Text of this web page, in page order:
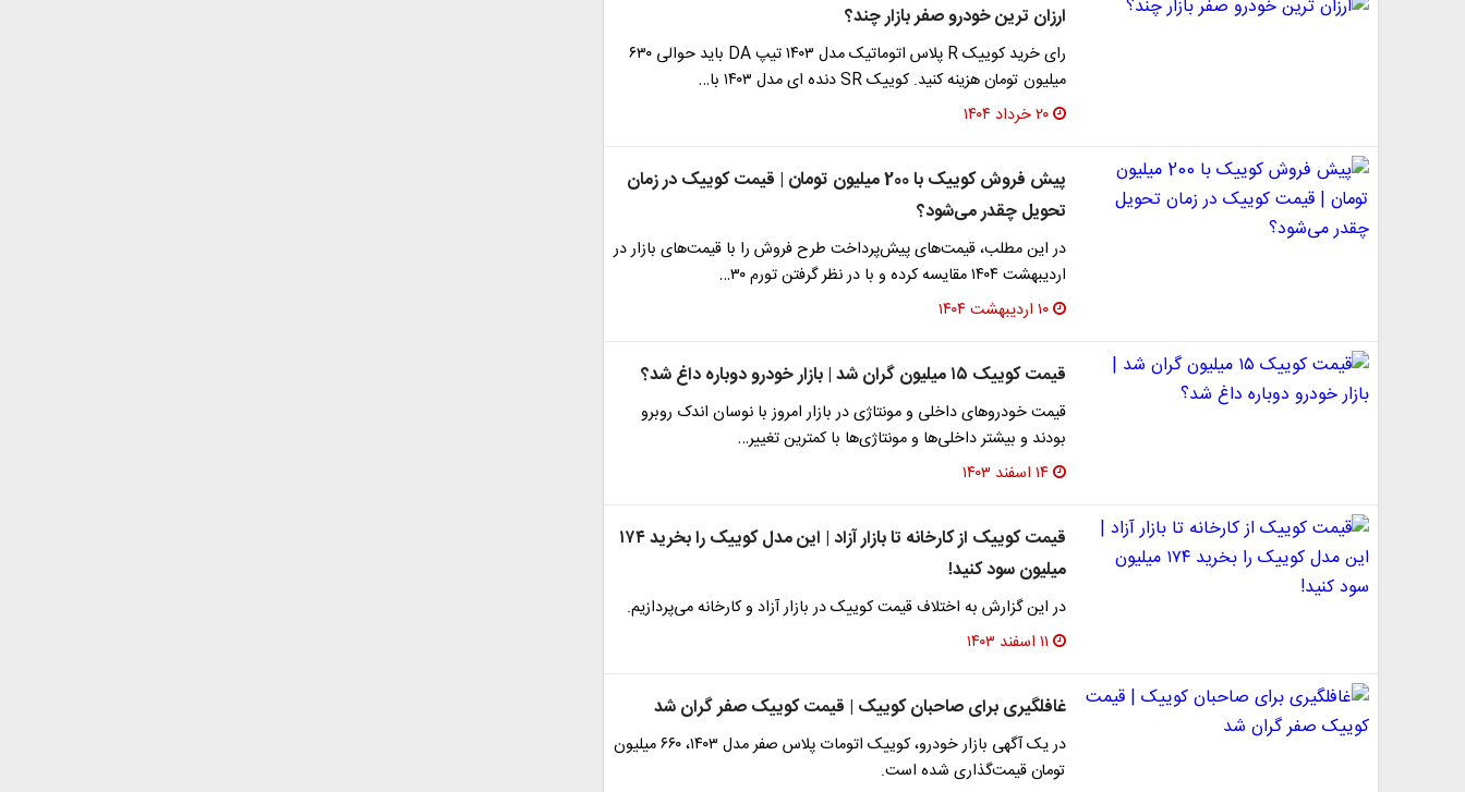
ارزان ترین خودرو صفر بازار چند؟
رای خرید کوییک R پلاس اتوماتیک مدل ۱۴۰۳ تیپ DA باید حوالی ۶۳۰
میلیون تومان هزینه کنید. کوییک SR دنده ای مدل ۱۴۰۳ با…
۲۰ خرداد ۱۴۰۴
پیش فروش کوییک با 200 میلیون تومان | قیمت کوییک در زمان
تحویل چقدر می‌شود؟
در این مطلب، قیمت‌های پیش‌پرداخت طرح فروش را با قیمت‌های بازار در
اردیبهشت ۱۴۰۴ مقایسه کرده و با در نظر گرفتن تورم ۳۰…
۱۰ اردیبهشت ۱۴۰۴
قیمت کوییک ۱۵ میلیون گران شد | بازار خودرو دوباره داغ شد؟
قیمت خودروهای داخلی و مونتاژی در بازار امروز با نوسان اندک روبرو
بودند و بیشتر داخلی‌ها و مونتاژی‌ها با کمترین تغییر…
۱۴ اسفند ۱۴۰۳
قیمت کوییک از کارخانه تا بازار آزاد | این مدل کوییک را بخرید ۱۷۴
میلیون سود کنید!
در این گزارش به اختلاف قیمت کوییک در بازار آزاد و کارخانه می‌پردازیم.
۱۱ اسفند ۱۴۰۳
غافلگیری برای صاحبان کوییک | قیمت کوییک صفر گران شد
در یک آگهی بازار خودرو، کوییک اتومات پلاس صفر مدل ۱۴۰۳، ۶۶۰ میلیون
تومان قیمت‌گذاری شده است.